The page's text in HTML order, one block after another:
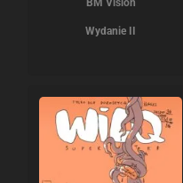
Wydanie II